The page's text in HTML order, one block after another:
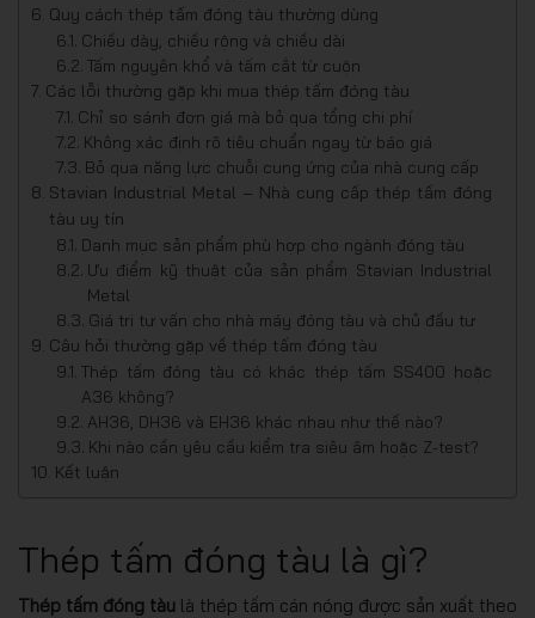
Quy cách thép tấm đóng tàu thường dùng
Chiều dày, chiều rộng và chiều dài
Tấm nguyên khổ và tấm cắt từ cuộn
Các lỗi thường gặp khi mua thép tấm đóng tàu
Chỉ so sánh đơn giá mà bỏ qua tổng chi phí
Không xác định rõ tiêu chuẩn ngay từ báo giá
Bỏ qua năng lực chuỗi cung ứng của nhà cung cấp
Stavian Industrial Metal – Nhà cung cấp thép tấm đóng
tàu uy tín
Danh mục sản phẩm phù hợp cho ngành đóng tàu
Ưu điểm kỹ thuật của sản phẩm Stavian Industrial
Metal
Giá trị tư vấn cho nhà máy đóng tàu và chủ đầu tư
Câu hỏi thường gặp về thép tấm đóng tàu
Thép tấm đóng tàu có khác thép tấm SS400 hoặc
A36 không?
AH36, DH36 và EH36 khác nhau như thế nào?
Khi nào cần yêu cầu kiểm tra siêu âm hoặc Z-test?
Kết luận
Thép tấm đóng tàu là gì?
Thép tấm đóng tàu là thép tấm cán nóng được sản xuất theo